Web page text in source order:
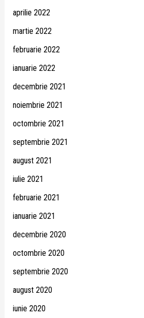
aprilie 2022
martie 2022
februarie 2022
ianuarie 2022
decembrie 2021
noiembrie 2021
octombrie 2021
septembrie 2021
august 2021
iulie 2021
februarie 2021
ianuarie 2021
decembrie 2020
octombrie 2020
septembrie 2020
august 2020
iunie 2020